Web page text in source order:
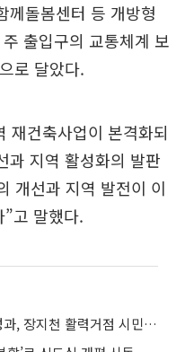
께돌봄센터 등 개방형
출입구의 교통체계 보
로 달았다.
재건축사업이 본격화되
과 지역 활성화의 발판
개선과 지역 발전이 이
고 말했다.
서울형 수변감성도시 15번째 성과, 장지천 활력거점 시민 품으로